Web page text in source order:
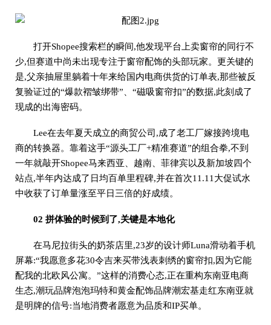
打开Shopee搜索栏的瞬间,他发现平台上卖窗帘的同行不
少,但赛道中尚未出现专注于窗帘配饰的头部玩家。更关键的
是,父亲抽屉里躺着十年来给国内电商供货的订单表,那些被反
复验证过的“爆款褶皱绑带”、“磁吸窗帘扣”的数据,此刻成了
现成的出海密码。
Lee在去年夏天成立的商贸公司,成了老工厂嫁接跨境电
商的转换器。靠着这手“源头工厂+精准赛道”的组合拳,不到
一年就敲开Shopee马来西亚、越南、菲律宾以及新加坡四个
站点,半年内达成了日均百单里程碑,并在首次11.11大促试水
中收获了订单量涨至平日三倍的好成绩。
02 拼体验的时候到了,关键是本地化
在马尼拉街头的奶茶店里,23岁的设计师Luna滑动着手机
屏幕:“我愿意多花30令吉来买带浅表刺绣的窗帘扣,因为它能
配我的北欧风公寓。”这样的消费心态,正在重构东南亚电商
生态,潮玩品牌泡泡玛特和黄金配饰品牌潮宏基走红东南亚就
是明牌的信号:当地消费者愿意为品质和IP买单。